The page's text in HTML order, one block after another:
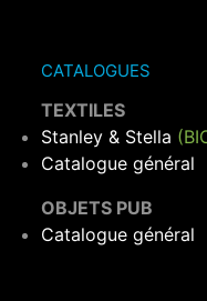
CATALOGUES
TEXTILES
Stanley & Stella
Catalogue général
OBJETS PUB
Catalogue général